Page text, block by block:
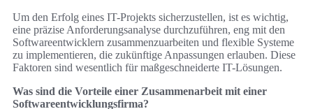
Um den Erfolg eines IT-Projekts sicherzustellen, ist es wichtig,
eine präzise Anforderungsanalyse durchzuführen, eng mit den
Softwareentwicklern zusammenzuarbeiten und flexible Systeme
zu implementieren, die zukünftige Anpassungen erlauben. Diese
Faktoren sind wesentlich für maßgeschneiderte IT-Lösungen.
Was sind die Vorteile einer Zusammenarbeit mit einer
Softwareentwicklungsfirma?